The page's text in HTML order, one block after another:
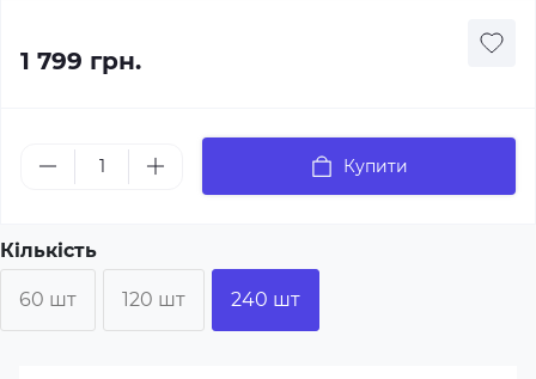
1 799 грн.
Купити
Кількість
60 шт 120 шт 240 шт